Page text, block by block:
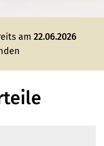
am 22.06.2026